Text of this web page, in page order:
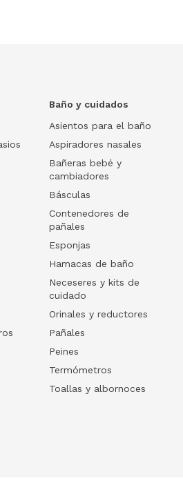
Baño y cuidados
Asientos para el baño
Aspiradores nasales
Bañeras bebé y
cambiadores
Básculas
Contenedores de
pañales
Esponjas
Hamacas de baño
Neceseres y kits de
cuidado
Orinales y reductores
Pañales
Peines
Termómetros
Toallas y albornoces